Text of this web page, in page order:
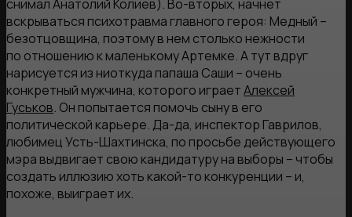
снимал Анатолий Колиев). Во-вторых, начнет
вскрываться психотравма главного героя: Медный –
безотцовщина, поэтому в нем столько нежности
по отношению к маленькому Артемке. А тут вдруг
нарисуется из ниоткуда папаша Саши – очень
конкретный мужчина, которого играетАлексей
Гуськов. Он попытается помочь сыну в его
политической карьере. Да-да, инспектор Гаврилов,
любимец Усть-Шахтинска, по просьбе действующего
мэра выдвигает свою кандидатуру на выборы – чтобы
создать иллюзию хоть какой-то конкуренции – и,
похоже, выиграет их.